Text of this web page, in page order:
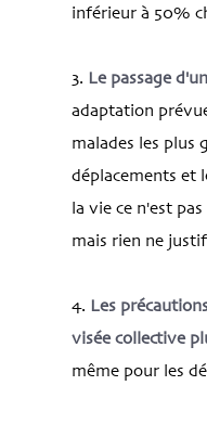
inférieur à 50%
3. Le passage
adaptation
malades les plus
déplacements et
la vie ce n'est
mais rien ne
4. Les
visée collective
même pour les